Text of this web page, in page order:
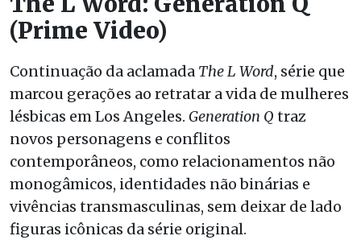
(Prime Video)
Continuação da aclamada The L Word, série que
marcou gerações ao retratar a vida de mulheres
lésbicas em Los Angeles. Generation Q traz
novos personagens e conflitos
contemporâneos, como relacionamentos não
monogâmicos, identidades não binárias e
vivências transmasculinas, sem deixar de lado
figuras icônicas da série original.